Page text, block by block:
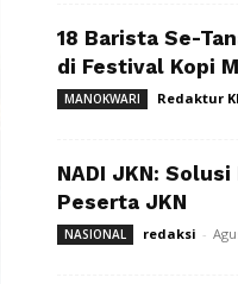
18 Barista Se-
di Festival Kopi
MANOKWARI Redaktur
NADI JKN:
Peserta JKN
NASIONAL redaksi -